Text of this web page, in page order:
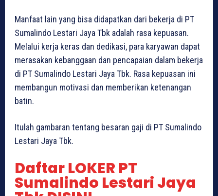
Manfaat lain yang bisa didapatkan dari bekerja di PT
Sumalindo Lestari Jaya Tbk adalah rasa kepuasan.
Melalui kerja keras dan dedikasi, para karyawan dapat
merasakan kebanggaan dan pencapaian dalam bekerja
di PT Sumalindo Lestari Jaya Tbk. Rasa kepuasan ini
membangun motivasi dan memberikan ketenangan
batin.
Itulah gambaran tentang besaran gaji di PT Sumalindo
Lestari Jaya Tbk.
Daftar LOKER PT
Sumalindo Lestari Jaya